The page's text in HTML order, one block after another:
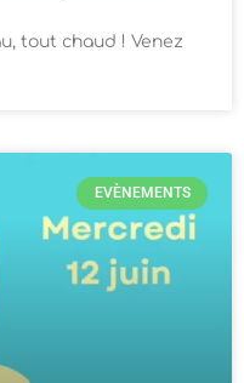
tout chaud ! Venez
EVÈNEMENTS